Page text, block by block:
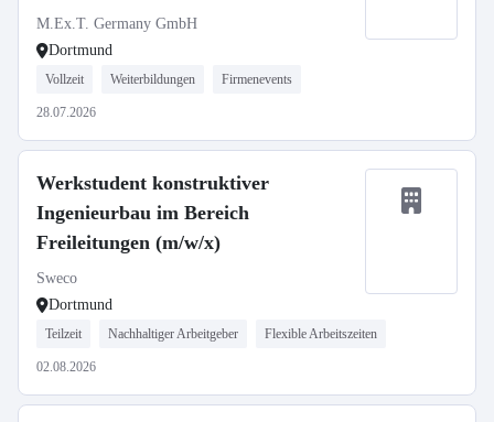
M.Ex.T. Germany GmbH
Dortmund
Vollzeit Weiterbildungen Firmenevents
28.07.2026
Werkstudent konstruktiver
Ingenieurbau im Bereich
Freileitungen (m/w/x)
Sweco
Dortmund
Teilzeit Nachhaltiger Arbeitgeber Flexible Arbeitszeiten
02.08.2026